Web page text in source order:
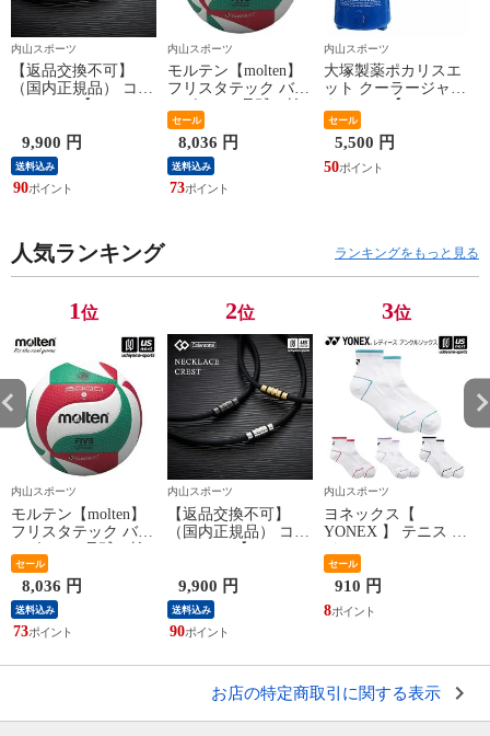
内山スポーツ
【返品交換不可】
（国内正規品） コラ
トッテ ネックレス
CREST ABAAS 【
ABAAS5 磁気ネック
レス アクセサリー
】【翌日配達対象】
[自社]
9,900 円
送料込み
90
内山スポーツ
モルテン【molten】
フリスタテック バレ
定球）2026年継続モ
デル【国際公認球
V5M5000 ネーム加工
できません】【翌日
配達対象】[自社]
セール
8,036 円
送料込み
73
内山スポーツ
大塚製薬ポカリスエ
ット クーラージャグ
13リットル ジャグボ
トル 水分補給】【翌
日配達対象】[自社]
セール
5,500 円
50
人気ランキング ランキングをもっと見る
1位
内山スポーツ
モルテン【molten】
フリスタテック バレ
ーボール 5号球（検
定球）2026年継続モ
デル【国際公認球
V5M5000 ネーム加工
できません】【翌日
配達対象】[自社]
セール
8,036 円
送料込み
73
2位
内山スポーツ
【返品交換不可】
（国内正規品） コラ
ントッテ 【
トッテ ネックレス
CREST ABAAS 【
ABAAS5 磁気ネック
レス アクセサリー
メンズ レディース
】【翌日配達対象】
9,900 円
送料込み
90
3位
内山スポーツ
ヨネックス【
YONEX 】 テニス バ
ドミントン レディー
ス アンクルソックス
2026年春夏モデル【
29260 スポーツソッ
クス 靴下 くつした
セール
910 円
8
[
お店の特定商取引に関する表示